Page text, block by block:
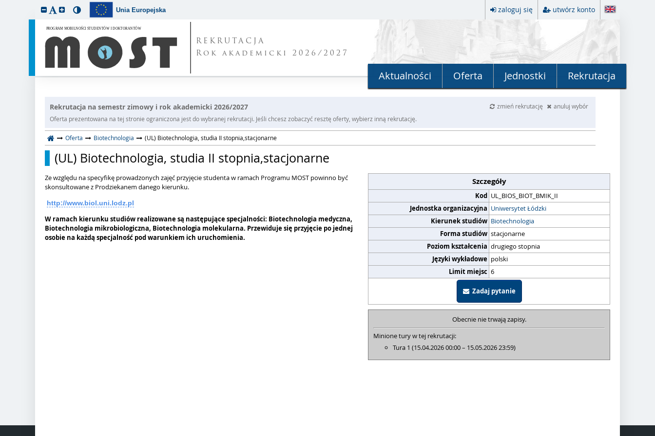
Unia Europejska zaloguj się utwórz konto
REKRUTACJA
Rok akademicki 2026/2027
Aktualności Oferta Jednostki Rekrutacja
Rekrutacja na semestr zimowy i rok akademicki 2026/2027 zmień rekrutację
anuluj wybór
Oferta prezentowana na tej stronie ograniczona jest do wybranej rekrutacji. Jeśli chcesz zobaczyć resztę oferty, wybierz inną rekrutację.
Oferta Biotechnologia (UL) Biotechnologia, studia II stopnia,stacjonarne
(UL) Biotechnologia, studia II stopnia,stacjonarne
Szczegóły
Kod UL_BIOS_BIOT_BMIK_II
Jednostka organizacyjna Uniwersytet Łódzki
Kierunek studiów Biotechnologia
Forma studiów stacjonarne
Poziom kształcenia drugiego stopnia
Języki wykładowe polski
Limit miejsc 6
Zadaj pytanie
Obecnie nie trwają zapisy.
Minione tury w tej rekrutacji:
Tura 1 (15.04.2026 00:00 – 15.05.2026 23:59)
Ze względu na specyfikę prowadzonych zajęć przyjęcie studenta w ramach Programu MOST powinno być
skonsultowane z Prodziekanem danego kierunku.
http://www.biol.uni.lodz.pl
W ramach kierunku studiów realizowane są następujące specjalności: Biotechnologia medyczna,
Biotechnologia mikrobiologiczna, Biotechnologia molekularna. Przewiduje się przyjęcie po jednej
osobie na każdą specjalność pod warunkiem ich uruchomienia.